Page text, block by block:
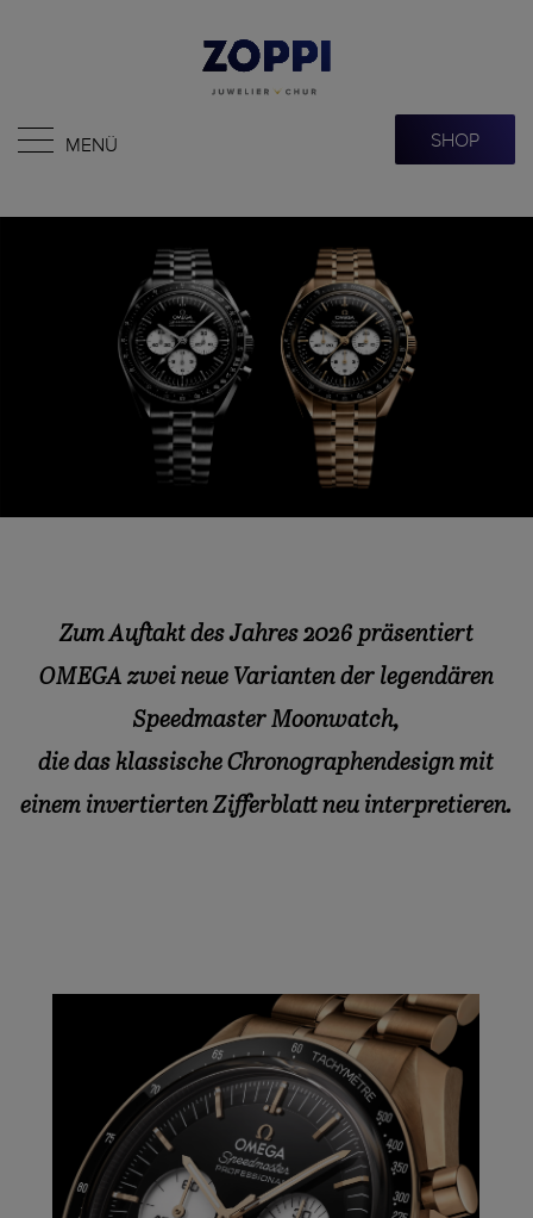
MENÜ SHOP
Zum Auftakt des Jahres 2026 präsentiert
OMEGA zwei neue Varianten der legendären
Speedmaster Moonwatch,
die das klassische Chronographendesign mit
einem invertierten Zifferblatt neu interpretieren.